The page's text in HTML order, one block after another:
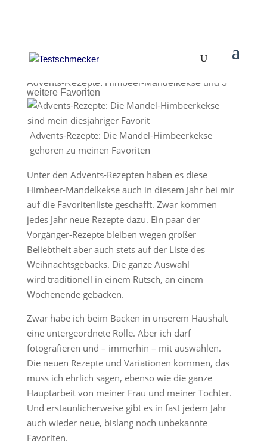
Advents-Rezepte: Himbeer-Mandelkekse und 3
weitere Favoriten
Advents-Rezepte: Die Mandel-Himbeerkekse
gehören zu meinen Favoriten
Unter den Advents-Rezepten haben es diese
Himbeer-Mandelkekse auch in diesem Jahr bei mir
auf die Favoritenliste geschafft. Zwar kommen
jedes Jahr neue Rezepte dazu. Ein paar der
Vorgänger-Rezepte bleiben wegen großer
Beliebtheit aber auch stets auf der Liste des
Weihnachtsgebäcks. Die ganze Auswahl
wird traditionell in einem Rutsch, an einem
Wochenende gebacken.
Zwar habe ich beim Backen in unserem Haushalt
eine untergeordnete Rolle. Aber ich darf
fotografieren und – immerhin – mit auswählen.
Die neuen Rezepte und Variationen kommen, das
muss ich ehrlich sagen, ebenso wie die ganze
Hauptarbeit von meiner Frau und meiner Tochter.
Und erstaunlicherweise gibt es in fast jedem Jahr
auch wieder neue, bislang noch unbekannte
Favoriten.